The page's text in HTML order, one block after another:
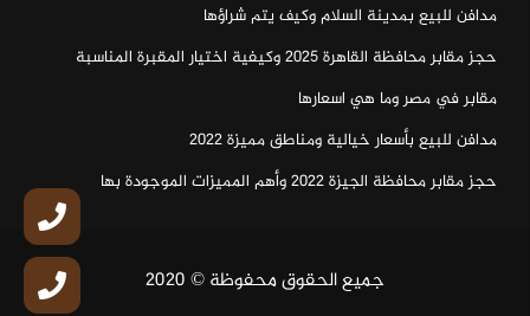
مدافن للبيع بمدينة السلام وكيف يتم شراؤها
حجز مقابر محافظة القاهرة 2025 وكيفية اختيار المقبرة المناسبة
مقابر في مصر وما هي اسعارها
مدافن للبيع بأسعار خيالية ومناطق مميزة 2022
حجز مقابر محافظة الجيزة 2022 وأهم المميزات الموجودة بها
جميع الحقوق محفوظة © 2020